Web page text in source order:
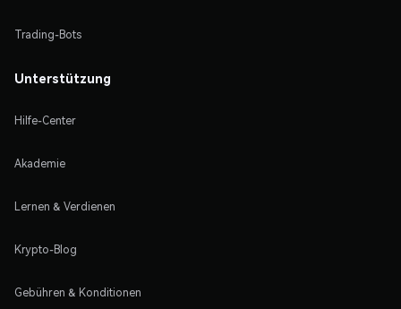
Trading-Bots
Unterstützung
Hilfe-Center
Akademie
Lernen & Verdienen
Krypto-Blog
Gebühren & Konditionen